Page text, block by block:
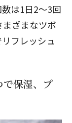
は1日2～3回
ざまなツボ
フレッシュ
保湿、プ